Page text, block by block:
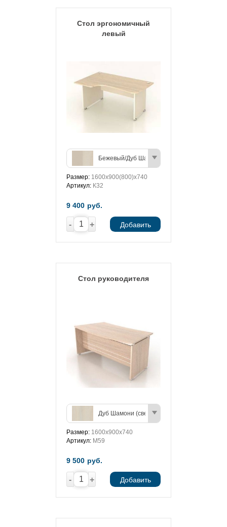
Стол эргономичный
левый
Бежевый/Дуб Шамони (светлый)
Размер: 1600х900(800)х740
Артикул: К32
9 400 руб.
- + Добавить
Стол руководителя
Дуб Шамони (светлый)
Размер: 1600х900х740
Артикул: М59
9 500 руб.
- + Добавить